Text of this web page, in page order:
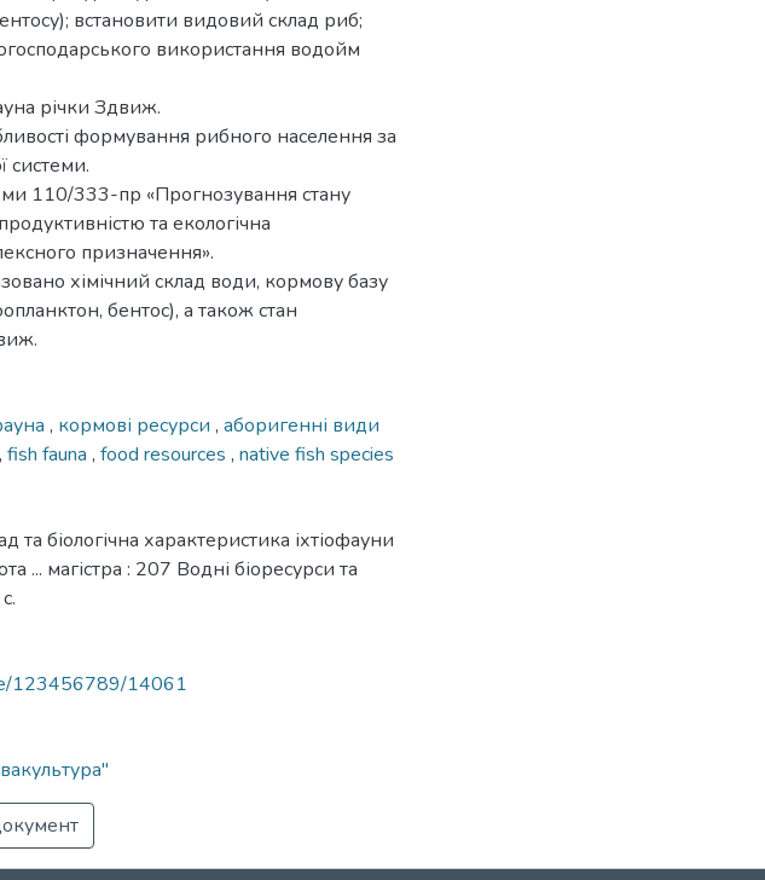
встановити видовий склад риб;
використання водойм
річки Здвиж.
формування рибного населення за
системи.
110/333-пр «Прогнозування стану
та екологічна
призначення».
хімічний склад води, кормову базу
бентос), а також стан
, кормові ресурси , аборигенні види
, fish fauna , food resources , native fish species
біологічна характеристика іхтіофауни
... магістра : 207 Водні біоресурси та
123456789/14061